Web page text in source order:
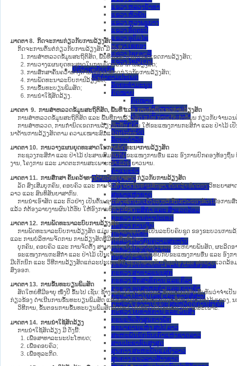
ແຂວງ ຫລວງນໍ້າທາ
ແຂວງ ຫົວພັນ
ແຂວງ ຫຼວງພະບາງ
ແຂວງ ອັດຕະປື
ແຂວງ ອຸດົມໄຊ
ແຂວງ ເຊກອງ
ແຂວງ ໄຊຍະບູລີ
ແຂວງ ໄຊສົມບູນ
ນິຕິກໍາສະບັບເກົ່າ
ນິຕິກຳຕາມປະເພດ
ລັດຖະທໍາມະນູນ
ກົດໝາຍ
ກົດໝາຍ
ປະມວນກົດໝາຍ ແພ່ງ
ປະມວນກົດໝາຍ ອາຍາ
ມະຕິຕົກລົງ
ລັດຖະບັນຍັດ
ລັດຖະດໍາລັດ
ດໍາລັດ
ຄໍາສັ່ງ
ຂໍ້ຕົກລົງ
ຄໍາແນະນໍາ
ນິຕິກໍາຂັ້ນສູນກາງ
ຫ້ອງວ່າການສໍານັກງານປະທານປະເທດ
ສະພາແຫ່ງຊາດ
ຫ້ອງວ່າການສຳນັກງານນາຍົກລັດຖະມົນຕີ
ກະຊວງ ກະສິກຳ ແລະ ສິ່ງແວດລ້ອມ
ກະຊວງ ການຕ່າງປະເທດ
ກະຊວງ ການເງິນ
ກະຊວງ ຍຸຕິທໍາ
ກະຊວງ ປ້ອງກັນຄວາມສະຫງົບ
ກະຊວງ ປ້ອງກັນປະເທດ
ກະຊວງ ພາຍໃນ
ກະຊວງ ວັດທະນະທຳ ແລະ ການທ່ອງທ່ຽວ
ກະຊວງ ສາທາລະນະສຸກ
ກະຊວງ ສຶກສາທິການ ແລະ ກິລາ
ກະຊວງ ອຸດສາຫະກຳ ແລະ ການຄ້າ
ກະຊວງ ເຕັກໂນໂລຊີ ແລະ ການສື່ສານ
ກະຊວງ ແຮງງານ ແລະ ສະຫວັດດີການສັງຄົມ
ກະຊວງ ໂຍທາທິການ ແລະ ຂົນສົ່ງ
ຄະນະຈັດຕັ້ງສູນກາງພັກ
ທະນາຄານແຫ່ງ ສປປ ລາວ
ສະຫະພັນນັກຮົບເກົ່າແຫ່ງຊາດລາວ
ສານປະຊາຊົນສູງສຸດ
ສູນກາງ ສະຫະພັນແມ່ຍິງລາວ
ສູນກາງ ແນວລາວສ້າງຊາດ
ມາດຕາ 8. ກິດຈະການກ່ຽວກັບການລ້ຽງສັດ
ກິດຈະການຕົ້ນຕໍກ່ຽວກັບການລ້ຽງສັດ ມີ ດັ່ງນີ້ :
1. ການສຳຫລວດຂໍ້ມູນສະຖິຕິສັດ, ພື້ນທີ່ ແລະ ການກຳນົດເຂດການລ້ຽງສັດ;
2. ການວາງແຜນຍຸດທະສາດໃນການພັດທະນາການລ້ຽງສັດ;
3. ການສຶກສາຄົ້ນຄວ້າທາງດ້ານວິທະຍາສາດກ່ຽວກັບການລ້ຽງສັດ;
4. ການພັດທະນາລະບົບການລ້ຽງສັດ;
5. ການຂຶ້ນທະບຽນພິມສັດ;
6. ການນຳໃຊ້ສັດລ້ຽງ.
ມາດຕາ 9. ການສຳຫລວດຂໍ້ມູນສະຖິຕິສັດ, ພື້ນທີ່ ແລະ ການກຳນົດເຂດການລ້ຽງສັດ
ການສຳຫລວດຂໍ້ມູນສະຖິຕິສັດ ແລະ ພື້ນທີ່ການລ້ຽງສັດ ແມ່ນ ການເກັບກຳຂໍ້ມູນ ກ່ຽວກັບຈຳນວ
ການສຳຫລວດ, ການກຳນົດເຂດການລ້ຽງສັດນັ້ນ ແມ່ນ ໃຫ້ຂະແໜງການກະສິກຳ ແລະ ປ່າໄມ້ ເ
ນາດ້ານການລ້ຽງສັດຕາມ ຄວາມເໝາະສົມແຕ່ລະໄລຍະ.
ມາດຕາ 10. ການວາງແຜນຍຸດທະສາດໃນການພັດທະນາການລ້ຽງສັດ
ກະຊວງກະສິກຳ ແລະ ປ່າໄມ້ ປະສານສົມທົບກັບຂະແໜງການອື່ນ ແລະ ອົງການປົກຄອງທ້ອງຖິ່
ງານ, ໂຄງການ ແລະ ມາດຕະການສະເພາະໜ້າ ແລະ ຍາວນານ.
ມາດຕາ 11. ການສຶກສາ ຄົ້ນຄວ້າທາງດ້ານວິທະຍາສາດ ກ່ຽວກັບການລ້ຽງສັດ
ລັດ ສົ່ງເສີມບຸກຄົນ, ຄອບຄົວ ແລະ ການຈັດຕັ້ງ ດຳເນີນການສຶກສາ, ຄົ້ນຄວ້າ ທົດລອງ ວິທະຍາ
ລາວ ແລະ ສົນທິສັນຍາສາກົນ.
ການນຳເອົາສັດ ແລະ ຕົວຢ່າງ ເປັນຕົ້ນ ຊາກສັດໝົດໂຕ, ເຄິ່ງໂຕ ຫລື ສິ້ນສ່ວນຂອງສັດ ເພື່ອການ
ແລ້ວ ກໍຕ້ອງລາຍງານຜົນໄດ້ຮັບ ໃຫ້ອົງການທີ່ກ່ຽວຂ້ອງ.
ມາດຕາ 12. ການພັດທະນາລະບົບການລ້ຽງສັດ
ການພັດທະນາລະບົບການລ້ຽງສັດ ແມ່ນ ການພັດທະນາ ທີ່ເປັນລະບົບຄົບຊຸດ ຂອງຂະບວນການ
ແລະ ການບໍລິຫານຈັດການ ການລ້ຽງສັດທີ່ມີປະສິດທິພາບ.
ບຸກຄົນ, ຄອບຄົວ ແລະ ການຈັດຕັ້ງ ສາມາດ ດຳເນີນການປັບປຸງ ແລະ ຂະຫຍາຍພັນສັດ, ຜະລິດ
ຂະແໜງການກະສິກຳ ແລະ ປ່າໄມ້ ເປັນເຈົ້າການປະສານສົມທົບກັບຂະແໜງການອື່ນ ແລະ ອົງ
ມີເຕັກນິກ ແລະ ວິທີການລ້ຽງສັດແຕ່ລະປະເພດທີ່ດີ ແທດເໝາະກັບເງື່ອນໄຂ ແລະ ສະພາບແວດລ້
ສົ່ງອອກ.
ມາດຕາ 13. ການຂຶ້ນທະບຽນພິມສັດ
ສັດໃຫຍ່ທີ່ມີອາຍຸ ໜຶ່ງປີ ຂຶ້ນໄປ ເຊັ່ນ: ຊ້າງ, ມ້າ, ງົວ, ຄວາຍ ແລະ ສັດປະເພດອື່ນ ທີ່ເຫັນວ່າຈຳເ
ກ່ຽວຂ້ອງ ດຳເນີນການຂຶ້ນທະບຽນພິມສັດ ແລ້ວລາຍງານໃຫ້ພະແນກກະສິກຳ ແລະ ປ່າໄມ້ ແຂວງ,
ວິທີການ, ຂັ້ນຕອນການຂຶ້ນທະບຽນພິມສັດດັ່ງກ່າວ ໄດ້ກຳນົດໄວ້ໃນລະບຽບການສະເພາະ.
ມາດຕາ 14. ການນຳໃຊ້ສັດລ້ຽງ
ການນຳໃຊ້ສັດລ້ຽງ ມີ ດັ່ງນີ້:
1. ເພື່ອສາທາລະນະປະໂຫຍດ;
2. ເພື່ອຄອບຄົວ;
3. ເພື່ອທຸລະກິດ.